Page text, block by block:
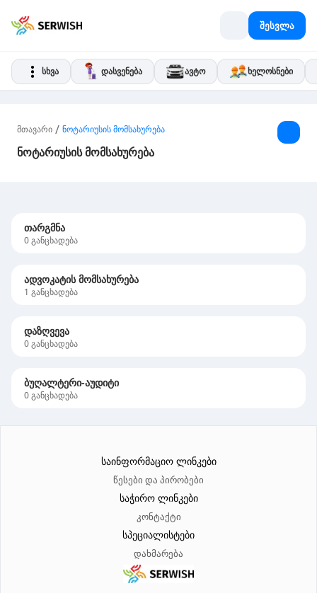
შესვლა
სხვა დასვენება ავტო ხელოსნები
მთავარი / ნოტარიუსის მომსახურება
ნოტარიუსის მომსახურება
თარგმნა
0განცხადება
ადვოკატის მომსახურება
1 განცხადება
დაზღვევა
0განცხადება
ბუღალტერი-აუდიტი
0განცხადება
საინფორმაციო ლინკები
წესები და პირობები
საჭირო ლინკები
კონტაქტი
სპეციალისტები
დახმარება